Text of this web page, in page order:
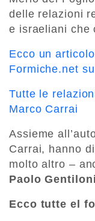
delle relazioni
e israeliani che
Ecco un
Formiche.net
Tutte le
Marco Carrai
Assieme
Carrai, hanno
molto altro –
Paolo Gentiloni
Ecco tutte el